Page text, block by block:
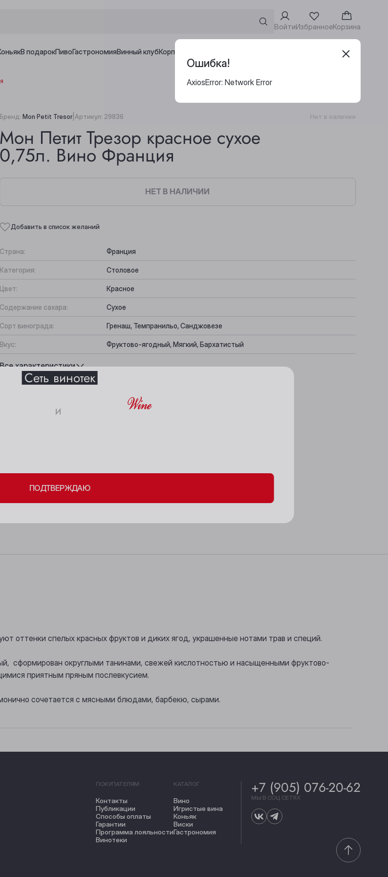
ВойтиИзбранноеКорзина
В подарокПивоГастрономияВинный клубКорпоративным клиентам Адреса винотек
Бренд: Mon Petit Tresor| Артикул: 29836 Нет в наличии
Мон Петит Трезор красное сухое
0,75л. Вино Франция
НЕТ В НАЛИЧИИ
Добавить в список желаний
Страна: Франция
Категория: Столовое
Цвет: Красное
Содержание сахара: Сухое
Сорт винограда: Гренаш, Темпранильо, Санджовезе
Вкус: Фруктово-ягодный, Мягкий, Бархатистый
характеристики
Подходит к:
оттенки спелых красных фруктов и диких ягод, украшенные нотами трав и специй.
сформирован округлыми танинами, свежей кислотностью и насыщенными фруктово-
приятным пряным послевкусием.
сочетается с мясными блюдами, барбекю, сырами.
ПОКУПАТЕЛЯМ
Контакты
Публикации
Способы оплаты
Гарантии
Программа лояльности
Винотеки
КАТАЛОГ
Вино
Игристые вина
Коньяк
Виски
Гастрономия
+7 (905) 076-20-62
МЫ В СОЦ СЕТЯХ
ваш город
Прокопьевск
Сеть винотек
и
ПОДТВЕРЖДАЮ
Ошибка!
AxiosError: Network Error